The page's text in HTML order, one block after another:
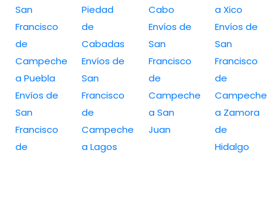
San
Francisco
de
Campeche
a Puebla
Envíos de
San
Francisco
de
Piedad
de
Cabadas
Envíos de
San
Francisco
de
Campeche
a Lagos
Cabo
Envíos de
San
Francisco
de
Campeche
a San
Juan
a Xico
Envíos de
San
Francisco
de
Campeche
a Zamora
de
Hidalgo